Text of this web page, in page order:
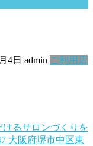
4日 admin ご利用店
るサロンづくりを
大阪府堺市中区東